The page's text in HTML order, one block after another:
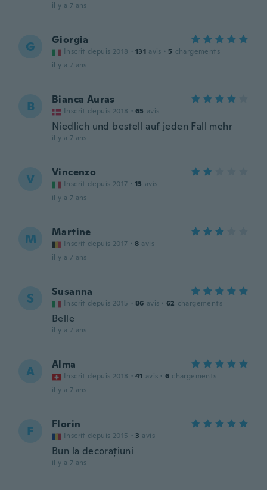
il y a 7 ans
G Giorgia
Inscrit depuis 2018 · 131 avis · 5 chargements
il y a 7 ans
B Bianca Auras
Inscrit depuis 2018 · 65 avis
Niedlich und bestell auf jeden Fall mehr
il y a 7 ans
V Vincenzo
Inscrit depuis 2017 · 13 avis
il y a 7 ans
M Martine
Inscrit depuis 2017 · 8 avis
il y a 7 ans
S Susanna
Inscrit depuis 2015 · 86 avis · 62 chargements
Belle
il y a 7 ans
A Alma
Inscrit depuis 2018 · 41 avis · 6 chargements
il y a 7 ans
F Florin
Inscrit depuis 2015 · 3 avis
Bun la decorațiuni
il y a 7 ans